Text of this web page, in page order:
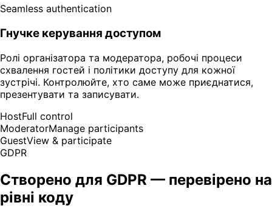
Seamless authentication
Гнучке керування доступом
Ролі організатора та модератора, робочі процеси
схвалення гостей і політики доступу для кожної
зустрічі. Контролюйте, хто саме може приєднатися,
презентувати та записувати.
HostFull control
ModeratorManage participants
GuestView & participate
GDPR
Створено для GDPR — перевірено на
рівні коду